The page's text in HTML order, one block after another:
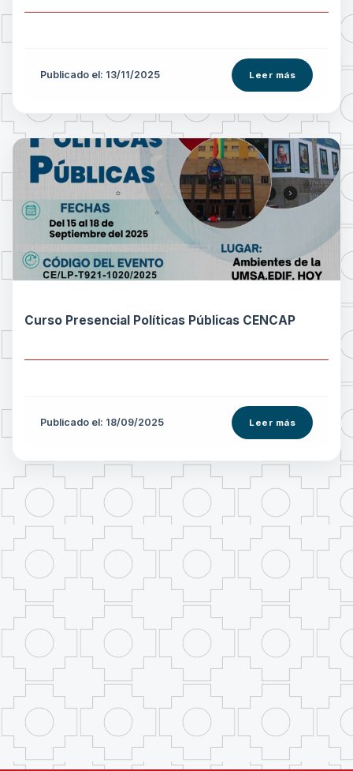
Publicado el: 13/11/2025 Leer más
Curso Presencial Políticas Públicas CENCAP
Publicado el: 18/09/2025 Leer más